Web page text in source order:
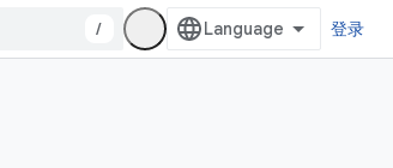
/ 登录